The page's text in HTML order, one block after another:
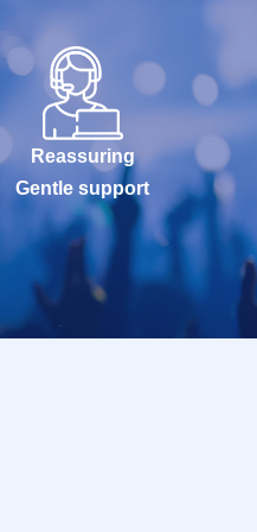
Reassuring
Gentle support